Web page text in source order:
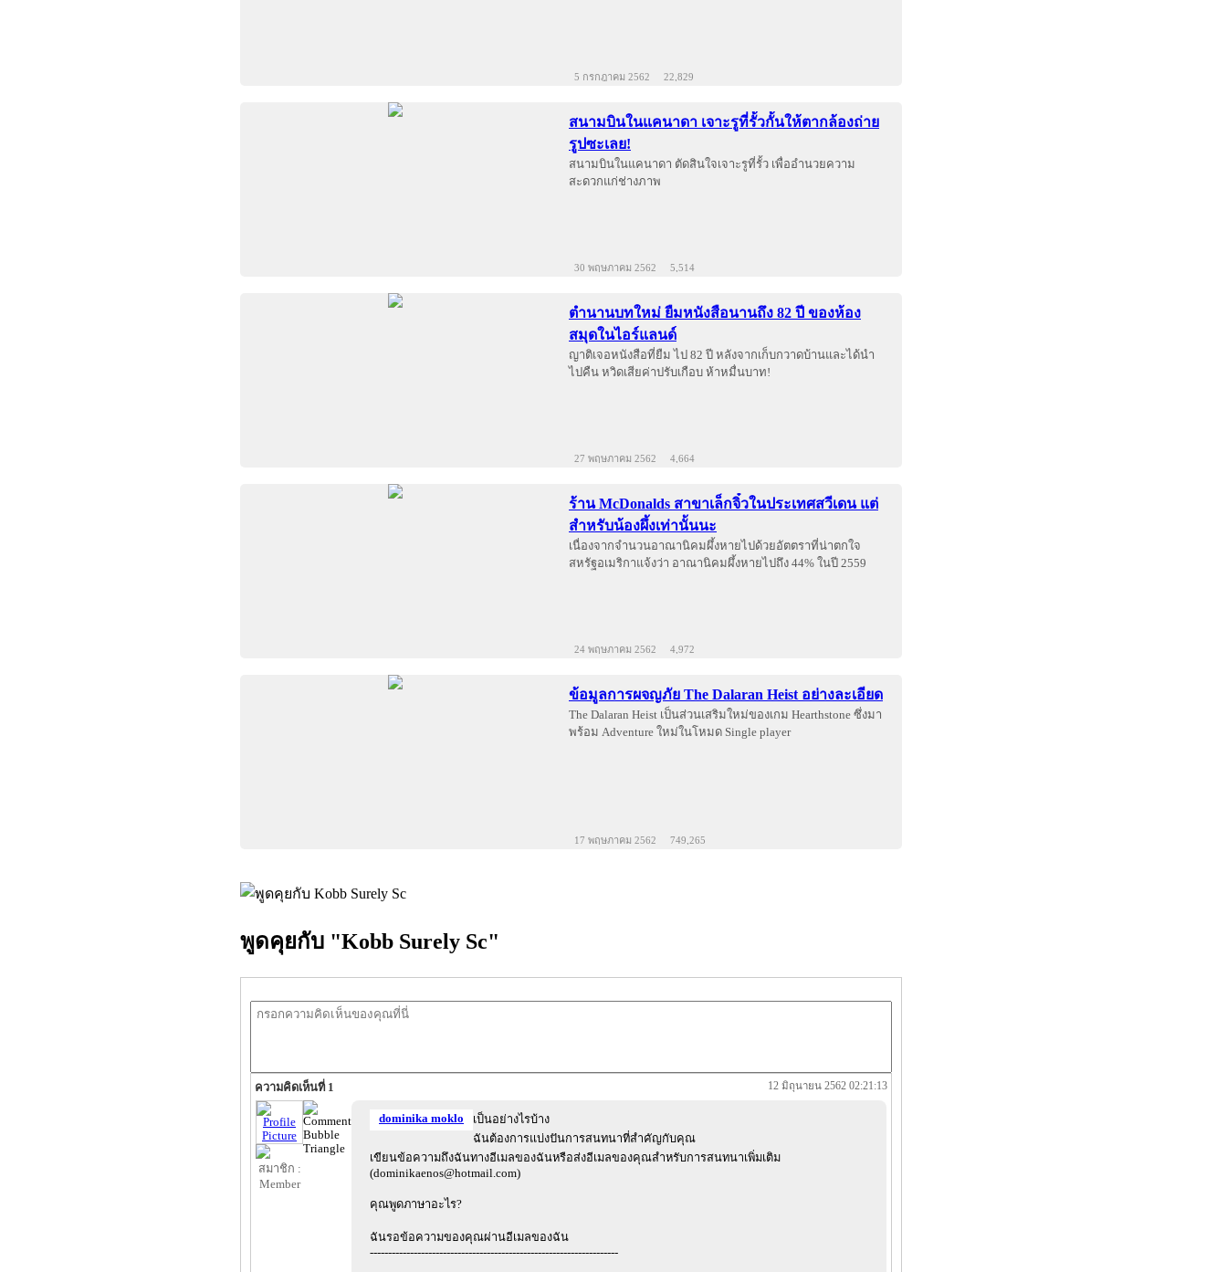
5 กรกฎาคม 2562 22,829
สนามบินในแคนาดา เจาะรูที่รั้วกั้นให้ตากล้องถ่าย
รูปซะเลย!
สนามบินในแคนาดา ตัดสินใจเจาะรูที่รั้ว เพื่ออำนวยความ
สะดวกแก่ช่างภาพ
30 พฤษภาคม 2562 5,514
ตำนานบทใหม่ ยืมหนังสือนานถึง 82 ปี ของห้อง
สมุดในไอร์แลนด์
ญาติเจอหนังสือที่ยืม ไป 82 ปี หลังจากเก็บกวาดบ้านและได้นำ
ไปคืน หวิดเสียค่าปรับเกือบ ห้าหมื่นบาท!
27 พฤษภาคม 2562 4,664
ร้าน McDonalds สาขาเล็กจิ๋วในประเทศสวีเดน แต่
สำหรับน้องผึ้งเท่านั้นนะ
เนื่องจากจำนวนอาณานิคมผึ้งหายไปด้วยอัตตราที่น่าตกใจ
สหรัฐอเมริกาแจ้งว่า อาณานิคมผึ้งหายไปถึง 44% ในปี 2559
24 พฤษภาคม 2562 4,972
ข้อมูลการผจญภัย The Dalaran Heist อย่างละเอียด
The Dalaran Heist เป็นส่วนเสริมใหม่ของเกม Hearthstone ซึ่งมา
พร้อม Adventure ใหม่ในโหมด Single player
17 พฤษภาคม 2562 749,265
พูดคุยกับ "Kobb Surely Sc"
ความคิดเห็นที่ 1 12 มิถุนายน 2562 02:21:13
dominika moklo
เป็นอย่างไรบ้าง
ฉันต้องการแบ่งปันการสนทนาที่สำคัญกับคุณ
เขียนข้อความถึงฉันทางอีเมลของฉันหรือส่งอีเมลของคุณสำหรับการสนทนาเพิ่มเติม
(dominikaenos@hotmail.com)
คุณพูดภาษาอะไร?
ฉันรอข้อความของคุณผ่านอีเมลของฉัน
--------------------------------------------------------------------